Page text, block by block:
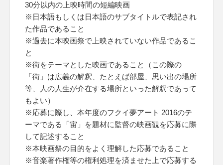
30分以内の上映時間の短編映画
※日本語もしくは日本語のサブタイトルで表記され
た作品であること
※過去に本映画祭で上映されていない作品であるこ
と
※街をテーマとした映画であること（この際の
「街」は広義の解釈、たとえば部屋、思い出の場所
等、人の人生が介在する場所といった解釈であって
もよい）
※応募に際し、本年度のフクイ夢アート 2016のテ
ーマである「宙」を題材に監督の映画観を応募に際
して記述すること
※本映画祭の目的をよく理解した応募であること
※音楽著作権等の権利処理を済ませた上で応募する